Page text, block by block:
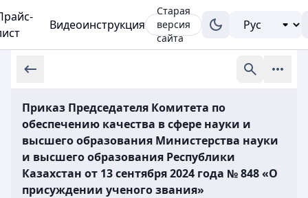
Видеоинструкция
Старая
версия
сайта
Приказ Председателя Комитета по
обеспечению качества в сфере науки и
высшего образования Министерства науки
и высшего образования Республики
Казахстан от 13 сентября 2024 года № 848 «О
присуждении ученого звания»